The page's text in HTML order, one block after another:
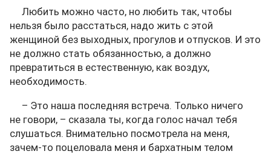
Любить можно часто, но любить так, чтобы
нельзя было расстаться, надо жить с этой
женщиной без выходных, прогулов и отпусков. И это
не должно стать обязанностью, а должно
превратиться в естественную, как воздух,
необходимость.
– Это наша последняя встреча. Только ничего
не говори, – сказала ты, когда голос начал тебя
слушаться. Внимательно посмотрела на меня,
зачем-то поцеловала меня и бархатным телом